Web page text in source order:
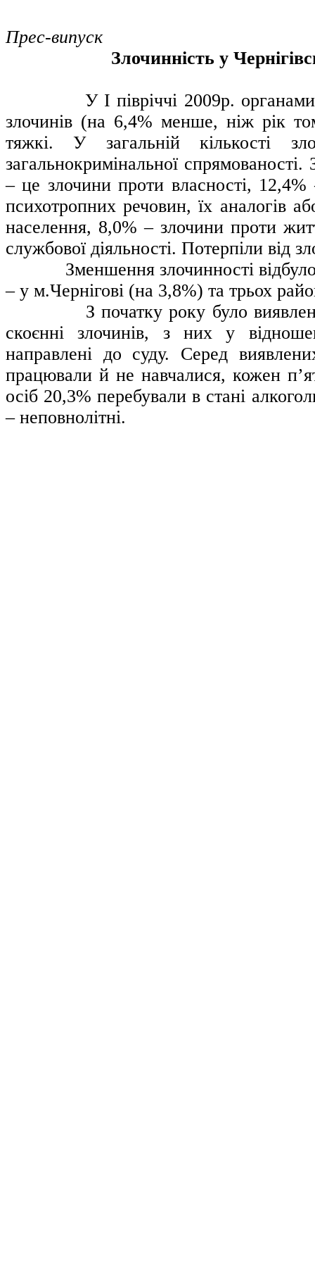
Прес-випуск
Злочинність у
У І півріччі 2009р.
злочинів (на 6,4% менше, ніж рік
тяжкі. У загальній кількості
загальнокримінальної
– це злочини проти власності, 12,4%
психотропних речовин, їх аналогів
населення, 8,0% – злочини проти
службової діяльності. Потерпіли від
Зменшення злочинності
– у м.Чернігові (на 3,8%) та трьох
З початку року було
скоєнні злочинів, з них у
направлені до суду. Серед
працювали й не навчалися, кожен
осіб 20,3% перебували в стані
– неповнолітні.